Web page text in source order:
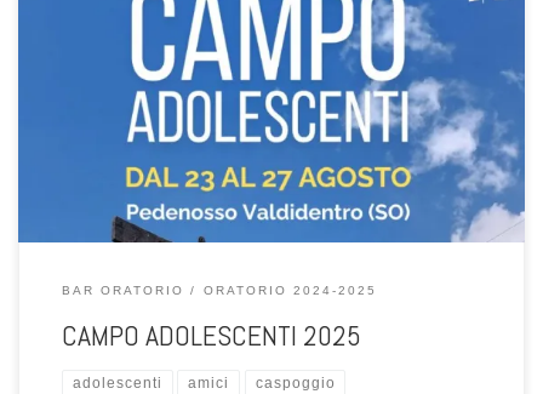
Un dopo cena per stare insieme e festeggiare il Natale. Sono inviati
tutti gli adolescenti ! vi aspettiamo!
BAR ORATORIO ORATORIO 2024-2025
CAMPO ADOLESCENTI 2025
adolescenti amici caspoggio